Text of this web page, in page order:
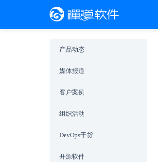
产品动态
媒体报道
客户案例
组织活动
DevOps干货
开源软件